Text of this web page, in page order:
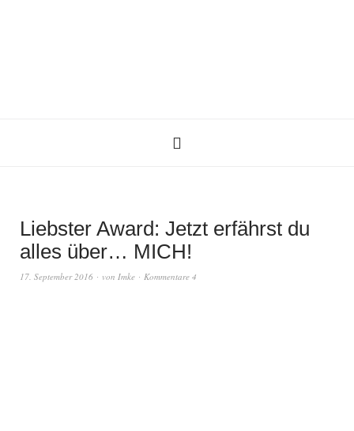
Liebster Award: Jetzt erfährst du
alles über… MICH!
17. September 2016 von Imke Kommentare 4